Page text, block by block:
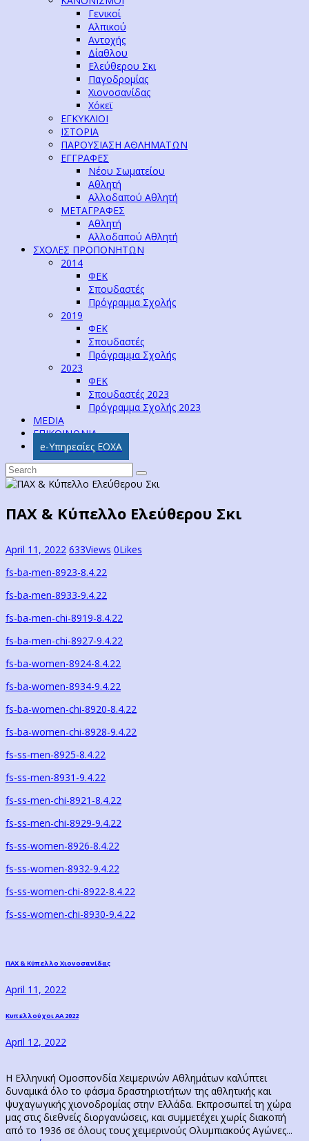
Γενικοί
Αλπικού
Αντοχής
Δίαθλου
Ελεύθερου Σκι
Παγοδρομίας
Χιονοσανίδας
Χόκεϊ
ΕΓΚΥΚΛΙΟΙ
ΙΣΤΟΡΙΑ
ΠΑΡΟΥΣΙΑΣΗ ΑΘΛΗΜΑΤΩΝ
ΕΓΓΡΑΦΕΣ
Νέου Σωματείου
Αθλητή
Αλλοδαπού Αθλητή
ΜΕΤΑΓΡΑΦΕΣ
Αθλητή
Αλλοδαπού Αθλητή
ΣΧΟΛΕΣ ΠΡΟΠΟΝΗΤΩΝ
2014
ΦΕΚ
Σπουδαστές
Πρόγραμμα Σχολής
2019
ΦΕΚ
Σπουδαστές
Πρόγραμμα Σχολής
2023
ΦΕΚ
Σπουδαστές 2023
Πρόγραμμα Σχολής 2023
MEDIA
ΕΠΙΚΟΙΝΩΝΙΑ
e-Υπηρεσίες ΕΟΧΑ
ΠΑΧ & Κύπελλο Ελεύθερου Σκι
April 11, 2022 633Views 0Likes
fs-ba-men-8923-8.4.22
fs-ba-men-8933-9.4.22
fs-ba-men-chi-8919-8.4.22
fs-ba-men-chi-8927-9.4.22
fs-ba-women-8924-8.4.22
fs-ba-women-8934-9.4.22
fs-ba-women-chi-8920-8.4.22
fs-ba-women-chi-8928-9.4.22
fs-ss-men-8925-8.4.22
fs-ss-men-8931-9.4.22
fs-ss-men-chi-8921-8.4.22
fs-ss-men-chi-8929-9.4.22
fs-ss-women-8926-8.4.22
fs-ss-women-8932-9.4.22
fs-ss-women-chi-8922-8.4.22
fs-ss-women-chi-8930-9.4.22
Post
navigation
Previous
ΠΑΧ & Κύπελλο Χιονοσανίδας
April 11, 2022
Next
Κυπελλούχοι ΑΑ 2022
April 12, 2022
Η Ελληνική Ομοσπονδία Χειμερινών Αθλημάτων καλύπτει
δυναμικά όλο το φάσμα δραστηριοτήτων της αθλητικής και
ψυχαγωγικής χιονοδρομίας στην Ελλάδα. Εκπροσωπεί τη χώρα
μας στις διεθνείς διοργανώσεις, και συμμετέχει χωρίς διακοπή
από το 1936 σε όλους τους χειμερινούς Ολυμπιακούς Αγώνες...